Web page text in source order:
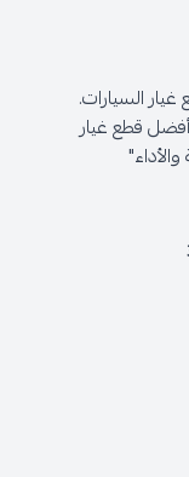
السيارات.
قطع غيار